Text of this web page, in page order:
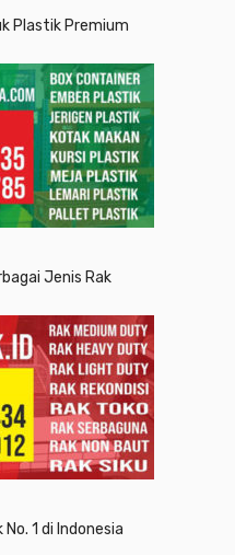
Plastik Premium
Jenis Rak
1 di Indonesia